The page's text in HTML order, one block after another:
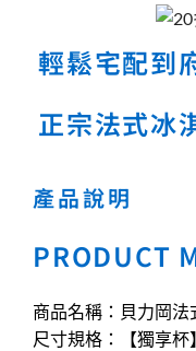
輕鬆宅配到
正宗法式冰
產品說明
PRODUCT
商品名稱：貝力岡法
尺寸規格：【獨享